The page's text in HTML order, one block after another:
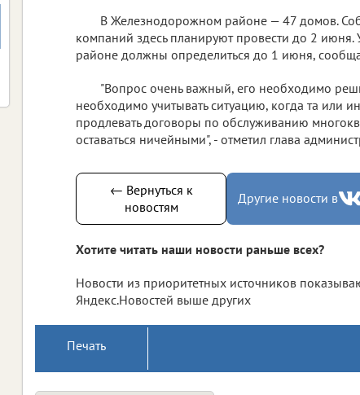
В Железнодорожном районе — 47 домов.
компаний здесь планируют провести до 2
районе должны определиться до 1 июня,
"Вопрос очень важный, его необходимо
необходимо учитывать ситуацию, когда та или
продлевать договоры по обслуживанию
оставаться ничейными", - отметил глава
← Вернуться к
новостям
Другие новости в
Хотите читать наши новости раньше всех?
Новости из приоритетных источников
Яндекс.Новостей выше других
Печать